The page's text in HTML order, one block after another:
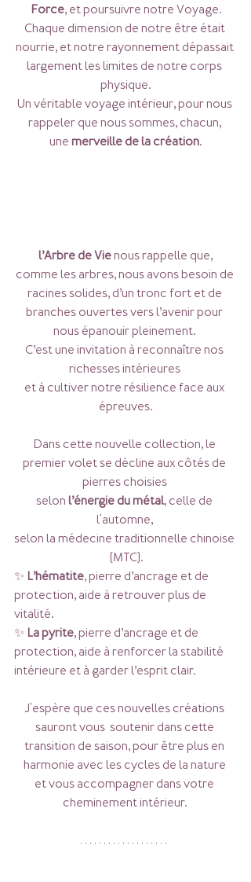
Force, et poursuivre notre Voyage.
Chaque dimension de notre être était
nourrie, et notre rayonnement dépassait
largement les limites de notre corps
physique.
Un véritable voyage intérieur, pour nous
rappeler que nous sommes, chacun,
une merveille de la création.
l’Arbre de Vie nous rappelle que,
comme les arbres, nous avons besoin de
racines solides, d’un tronc fort et de
branches ouvertes vers l’avenir pour
nous épanouir pleinement.
C’est une invitation à reconnaître nos
richesses intérieures
et à cultiver notre résilience face aux
épreuves.
Dans cette nouvelle collection, le
premier volet se décline aux côtés de
pierres choisies
selon l’énergie du métal, celle de
l'automne,
selon la médecine traditionnelle chinoise
(MTC).
✨ L’hématite, pierre d’ancrage et de
protection, aide à retrouver plus de
vitalité.
✨ La pyrite, pierre d’ancrage et de
protection, aide à renforcer la stabilité
intérieure et à garder l’esprit clair.
J'espère que ces nouvelles créations
sauront vous  soutenir dans cette
transition de saison, pour être plus en
harmonie avec les cycles de la nature
et vous accompagner dans votre
cheminement intérieur.